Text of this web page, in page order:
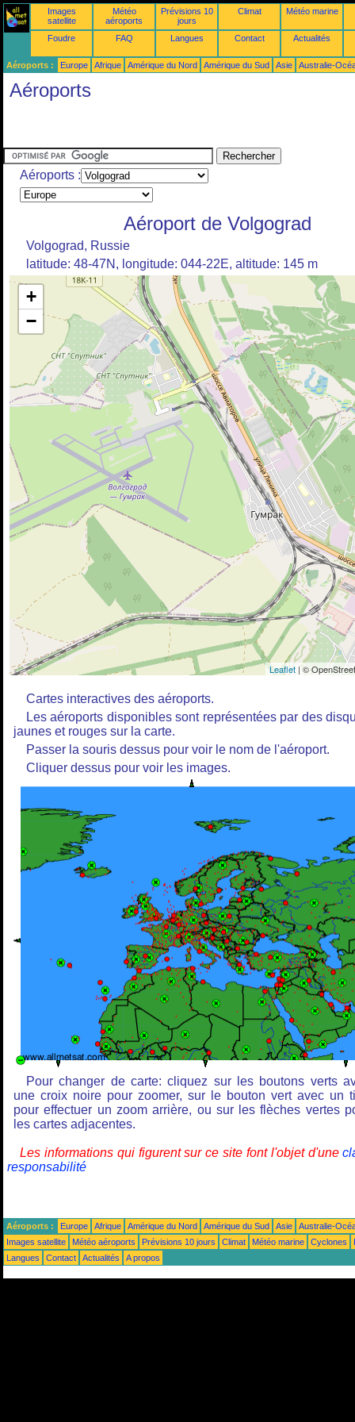
Images
satellite
Météo
aéroports
Prévisions 10
jours
Climat Météo marine
Foudre FAQ Langues Contact Actualités
Aéroports : Europe Afrique Amérique du Nord Amérique du Sud Asie Australie-
Aéroports
Aéroports :
Aéroport de Volgograd
Volgograd, Russie
latitude: 48-47N, longitude: 044-22E, altitude: 145 m
+
−
Leaflet | ©
Cartes interactives des aéroports.
Les aéroports disponibles sont représentées par des
jaunes et rouges sur la carte.
Passer la souris dessus pour voir le nom de l'aéroport.
Cliquer dessus pour voir les images.
Pour changer de carte: cliquez sur les boutons verts
une croix noire pour zoomer, sur le bouton vert avec un
pour effectuer un zoom arrière, ou sur les flèches vertes
les cartes adjacentes.
Les informations qui figurent sur ce site font l'objet d'une
responsabilité
Aéroports : Europe Afrique Amérique du Nord Amérique du Sud Asie
Australie-
Images satellite
Météo aéroports Prévisions 10 jours Climat Météo marine Cyclones
Langues
Contact Actualités A propos